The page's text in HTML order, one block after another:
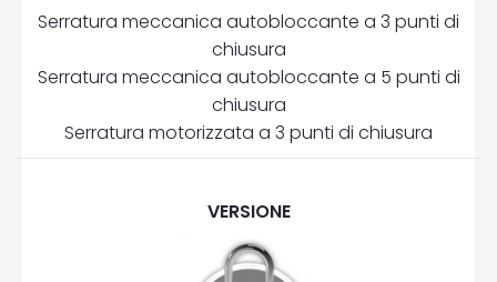
Serratura meccanica autobloccante a 3 punti di
chiusura
Serratura meccanica autobloccante a 5 punti di
chiusura
Serratura motorizzata a 3 punti di chiusura
VERSIONE